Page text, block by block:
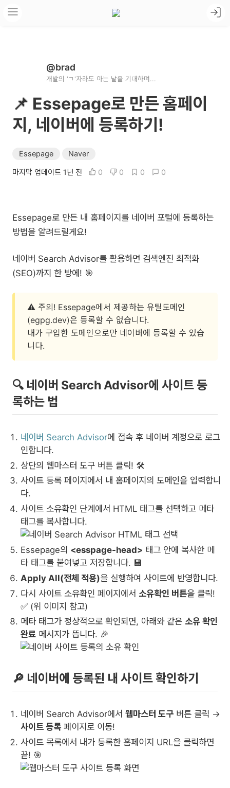
@brad
개발의 'ㄱ'자라도 아는 날을 기대하며...
📌 Essepage로 만든 홈페이
지, 네이버에 등록하기!
Essepage Naver
마지막 업데이트 1년 전 0 0 0 0
Essepage로 만든 내 홈페이지를 네이버 포털에 등록하는
방법을 알려드릴게요!
네이버 Search Advisor를 활용하면 검색엔진 최적화
(SEO)까지 한 방에! 🎯
⚠️ 주의! Essepage에서 제공하는 유틸도메인
(egpg.dev)은 등록할 수 없습니다.
내가 구입한 도메인으로만 네이버에 등록할 수 있습
니다.
🔍 네이버 Search Advisor에 사이트 등
록하는 법
네이버 Search Advisor에 접속 후 네이버 계정으로 로그
인합니다.
상단의 웹마스터 도구 버튼 클릭! 🛠️
사이트 등록 페이지에서 내 홈페이지의 도메인을 입력합니
다.
사이트 소유확인 단계에서 HTML 태그를 선택하고 메타
태그를 복사합니다.
Essepage의 <esspage-head> 태그 안에 복사한 메
타 태그를 붙여넣고 저장합니다. 💾
Apply All(전체 적용)을 실행하여 사이트에 반영합니다.
다시 사이트 소유확인 페이지에서 소유확인 버튼을 클릭!
✅ (위 이미지 참고)
메타 태그가 정상적으로 확인되면, 아래와 같은 소유 확인
완료 메시지가 뜹니다. 🎉
🔎 네이버에 등록된 내 사이트 확인하기
네이버 Search Advisor에서 웹마스터 도구 버튼 클릭 →
사이트 등록 페이지로 이동!
사이트 목록에서 내가 등록한 홈페이지 URL을 클릭하면
끝! 🎯